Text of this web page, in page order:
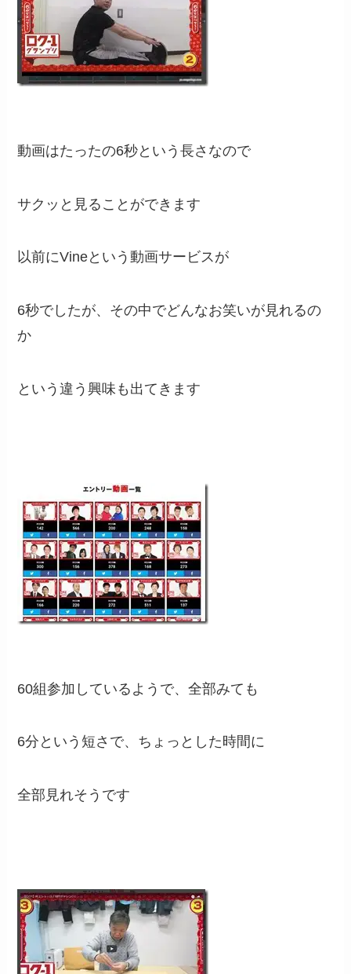
動画はたったの6秒という長さなので
サクッと見ることができます
以前にVineという動画サービスが
6秒でしたが、その中でどんなお笑いが見れるの
か
という違う興味も出てきます
60組参加しているようで、全部みても
6分という短さで、ちょっとした時間に
全部見れそうです